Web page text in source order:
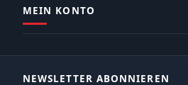
MEIN KONTO
NEWSLETTER ABONNIEREN